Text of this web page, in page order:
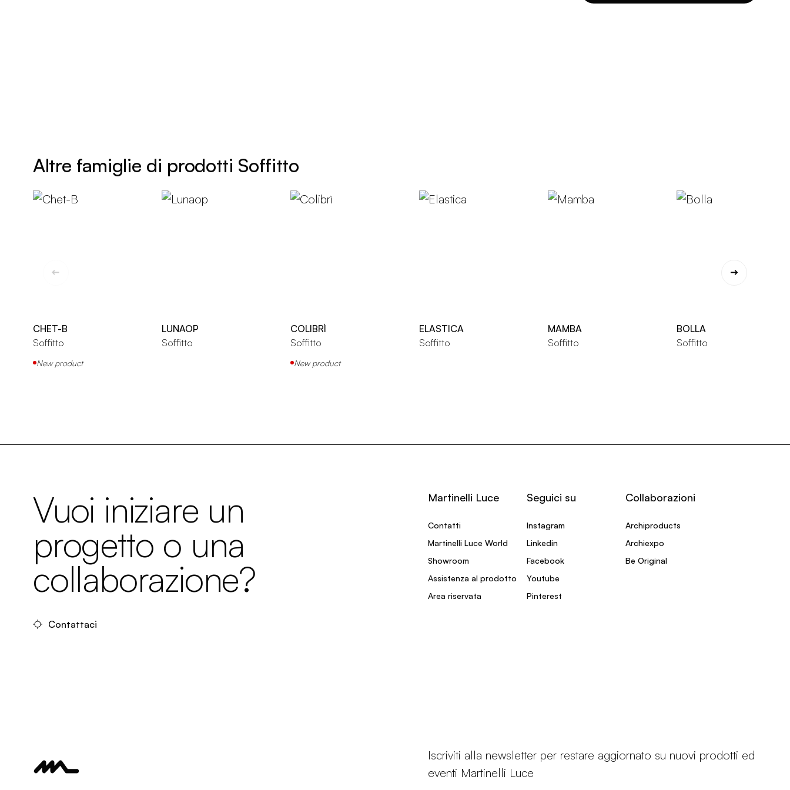
Altre famiglie di prodotti Soffitto
CHET-B
Soffitto
New product
LUNAOP
Soffitto
COLIBRÌ
Soffitto
New product
ELASTICA
Soffitto
MAMBA
Soffitto
BOLLA
Soffitto
Vuoi iniziare un
progetto o una
collaborazione?
Contattaci
Martinelli Luce
Contatti
Martinelli Luce World
Showroom
Assistenza al prodotto
Area riservata
Seguici su
Instagram
Linkedin
Facebook
Youtube
Pinterest
Collaborazioni
Archiproducts
Archiexpo
Be Original
Iscriviti alla newsletter per restare aggiornato su nuovi prodotti ed
eventi Martinelli Luce